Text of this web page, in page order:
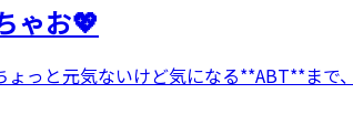
ゃお💖
っと元気ないけど気になる**ABT**まで